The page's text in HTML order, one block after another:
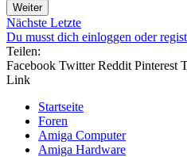
Weiter
Nächste Letzte
Du musst dich einloggen oder
Teilen:
Facebook Twitter Reddit Pinterest
Link
Startseite
Foren
Amiga Computer
Amiga Hardware